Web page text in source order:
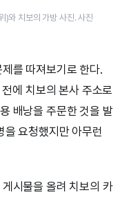
)와 치보의 가방 사진. 사진
를 따져보기로 한다.
에 치보의 본사 주소로
배낭을 주문한 것을 발
을 요청했지만 아무런
시물을 올려 치보의 카